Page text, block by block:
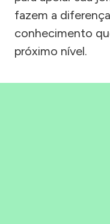
fazem a
conhecimento
próximo nível.